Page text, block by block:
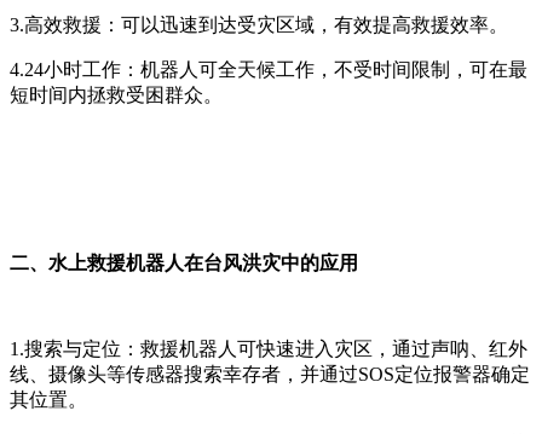
3.高效救援：可以迅速到达受灾区域，有效提高救援效率。
4.24小时工作：机器人可全天候工作，不受时间限制，可在最
短时间内拯救受困群众。
二、水上救援机器人在台风洪灾中的应用
1.搜索与定位：救援机器人可快速进入灾区，通过声呐、红外
线、摄像头等传感器搜索幸存者，并通过SOS定位报警器确定
其位置。